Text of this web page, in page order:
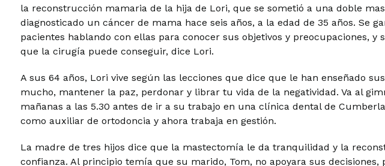
la reconstrucción mamaria de la hija de Lori, que se sometió a una doble
diagnosticado un cáncer de mama hace seis años, a la edad de 35 años. Se
pacientes hablando con ellas para conocer sus objetivos y preocupaciones, y
que la cirugía puede conseguir, dice Lori.
A sus 64 años, Lori vive según las lecciones que dice que le han enseñado
mucho, mantener la paz, perdonar y librar tu vida de la negatividad. Va al
mañanas a las 5.30 antes de ir a su trabajo en una clínica dental de
como auxiliar de ortodoncia y ahora trabaja en gestión.
La madre de tres hijos dice que la mastectomía le da tranquilidad y la
confianza. Al principio temía que su marido, Tom, no apoyara sus decisiones,